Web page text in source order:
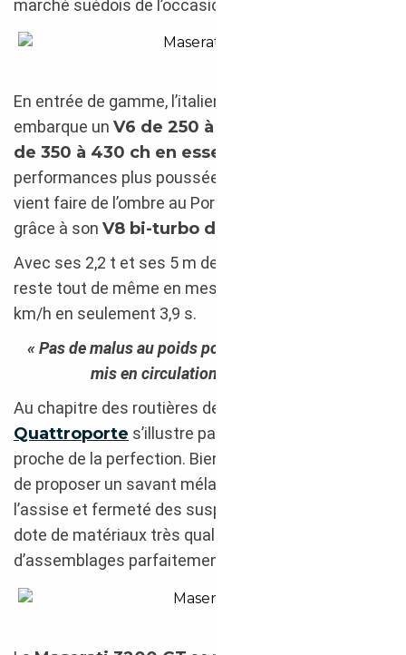
marché suédois de l’occasion.
En entrée de gamme, l’italien haut sur pattes
embarque un V6 de 250 à 275 ch en Diesel, et
de 350 à 430 ch en essence
performances plus poussées, le
vient faire de l’ombre au Porsche Cayenne Turbo S
grâce à son V8 bi-turbo de 3.8 l et ses 590 ch
Avec ses 2,2 t et ses 5 m de longueur, le Levante
reste tout de même en mesure d’abattre le 0 à 100
km/h en seulement 3,9 s.
« Pas de malus au poids pour un Maserati Levante
mis en circulation avant 2022. »
Au chapitre des routières de luxe, la
Quattroporte s’illustre par un comportement
proche de la perfection. Bien équilibrée et capable
de proposer un savant mélange entre confort de
l’assise et fermeté des suspensions, la berline se
dote de matériaux très qualitatifs et
d’assemblages parfaitement réalisés.